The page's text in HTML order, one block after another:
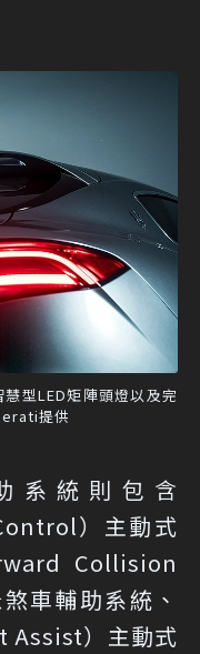
型LED矩陣頭燈以及完
提供
系統則包含
）主動式
Collision
車輔助系統、
Assist）主動式